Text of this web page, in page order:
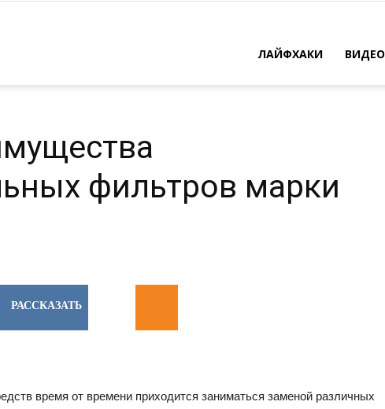
ЛАЙФХАКИ ВИДЕО
фильтров марки
РАССКАЗАТЬ
время от времени приходится заниматься заменой различных